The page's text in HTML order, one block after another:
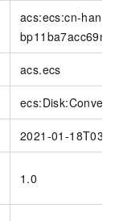
acs:ecs:cn-
acs.ecs
2021-01-
1.0